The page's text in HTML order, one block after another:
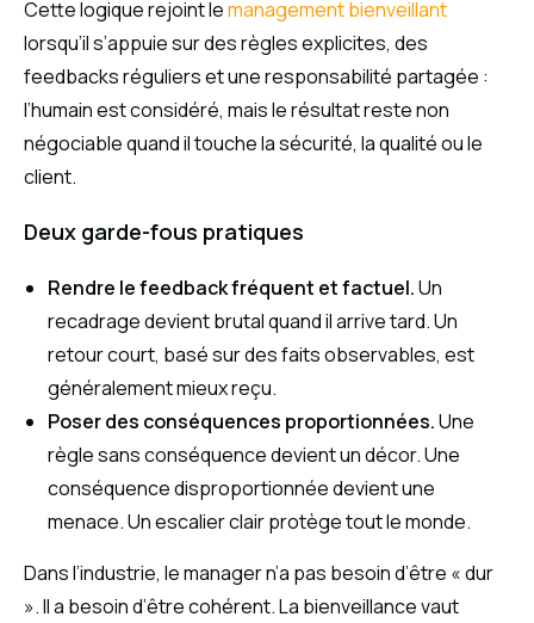
Cette logique rejoint lemanagement bienveillant
lorsqu’il s’appuie sur des règles explicites, des
feedbacks réguliers et une responsabilité partagée :
l’humain est considéré, mais le résultat reste non
négociable quand il touche la sécurité, la qualité ou le
client.
Deux garde-fous pratiques
Rendre le feedback fréquent et factuel.Un
recadrage devient brutal quand il arrive tard. Un
retour court, basé sur des faits observables, est
généralement mieux reçu.
Poser des conséquences proportionnées.Une
règle sans conséquence devient un décor. Une
conséquence disproportionnée devient une
menace. Un escalier clair protège tout le monde.
Dans l’industrie, le manager n’a pas besoin d’être « dur
». Il a besoin d’être cohérent. La bienveillance vaut